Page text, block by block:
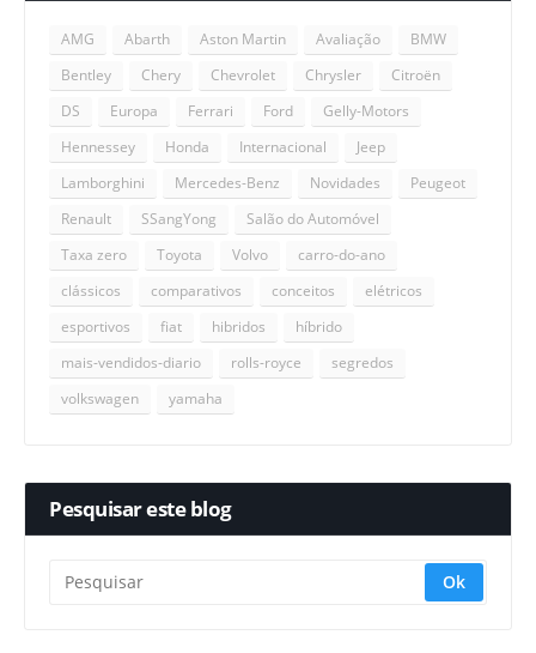
AMG Abarth Aston Martin Avaliação
BMW
Bentley
Chery Chevrolet Chrysler
Citroën
DS
Europa Ferrari Ford
Gelly-Motors
Hennessey
Honda Internacional
Jeep
Lamborghini
Mercedes-Benz Novidades
Peugeot
Renault
SSangYong
Salão do Automóvel
Taxa zero
Toyota Volvo
carro-do-ano
clássicos
comparativos conceitos
elétricos
esportivos
fiat hibridos
híbrido
mais-vendidos-diario
rolls-royce
segredos
volkswagen
yamaha
Pesquisar este blog